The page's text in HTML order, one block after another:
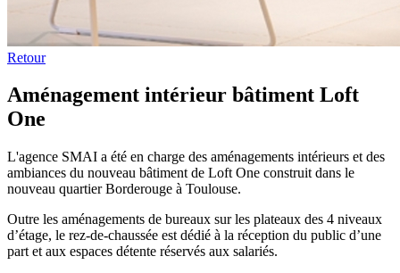
Retour
Aménagement intérieur bâtiment Loft
One
L'agence SMAI a été en charge des aménagements intérieurs et des
ambiances du nouveau bâtiment de Loft One construit dans le
nouveau quartier Borderouge à Toulouse.
Outre les aménagements de bureaux sur les plateaux des 4 niveaux
d’étage, le rez-de-chaussée est dédié à la réception du public d’une
part et aux espaces détente réservés aux salariés.